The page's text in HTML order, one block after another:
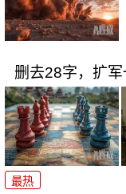
删去28字，扩
最热